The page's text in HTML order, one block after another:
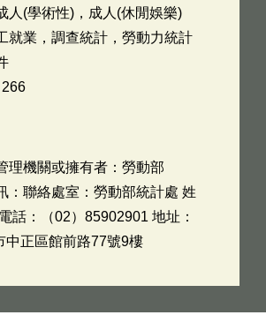
人(學術性)，成人(休閒娛樂)
就業，調查統計，勞動力統計
理機關或擁有者：勞動部
：聯絡處室：勞動部統計處 姓
話：（02）85902901 地址：
中正區館前路77號9樓